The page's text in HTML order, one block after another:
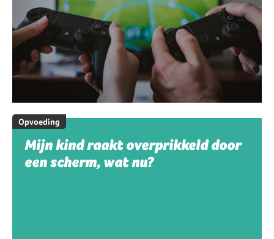
Opvoeding
Mijn kind raakt overprikkeld door
een scherm, wat nu?